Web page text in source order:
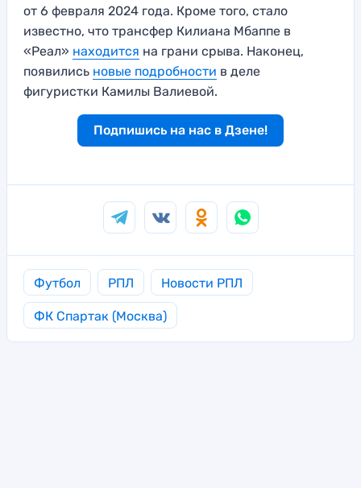
от 6 февраля 2024 года. Кроме того, стало
известно, что трансфер Килиана Мбаппе в
«Реал» находится на грани срыва. Наконец,
появились новые подробности в деле
фигуристки Камилы Валиевой.
Подпишись на нас в Дзене!
Футбол РПЛ Новости РПЛ
ФК Спартак (Москва)